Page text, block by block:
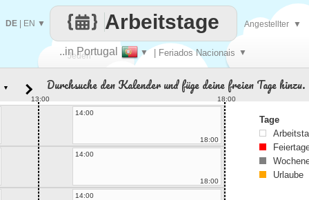
Jeden
..in Portugal ▼ | Feriados Nacionais ▼
Arbeitstage
DE EN ▼ Angestellter ▼
▼ Durchsuche den Kalender und füge deine freien Tage hinzu.
13:00
18:00
14:00
18:00
14:00
18:00
14:00
Tage
Urlaube